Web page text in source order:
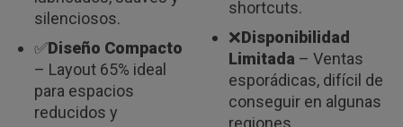
silenciosos.
✅Diseño Compacto
– Layout 65% ideal
para espacios
reducidos y
shortcuts.
❌Disponibilidad
Limitada – Ventas
esporádicas, difícil de
conseguir en algunas
regiones.